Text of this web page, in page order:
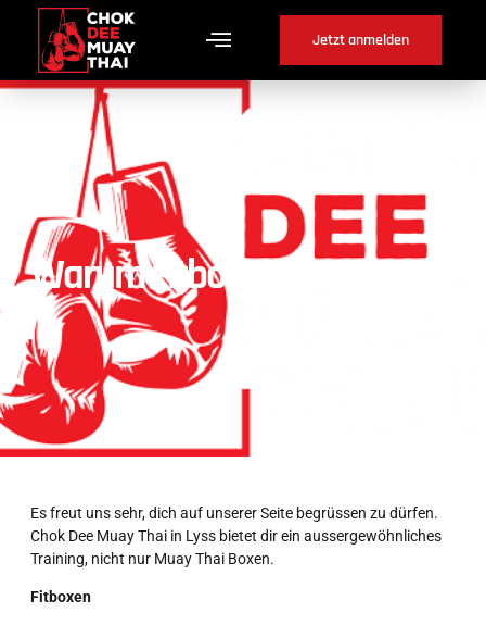
Jetzt anmelden
Warum Fitboxen in Orpund ?
Es freut uns sehr, dich auf unserer Seite begrüssen zu dürfen.
Chok Dee Muay Thai in Lyss bietet dir ein aussergewöhnliches
Training, nicht nur Muay Thai Boxen.
Fitboxen